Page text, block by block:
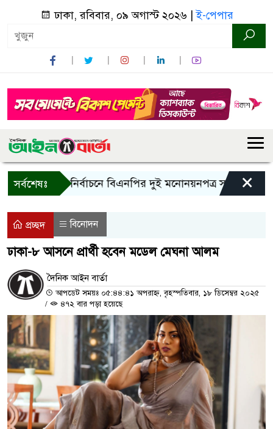
ঢাকা, রবিবার, ০৯ অগাস্ট ২০২৬ |ই-পেপার
সর্বশেষঃ
রাষ্ট্রপতি নির্বাচনে বিএনপির দুই মনোনয়নপত্র সংগ্রহ কাল
×
প্রচ্ছদ বিনোদন
ঢাকা-৮ আসনে প্রার্থী হবেন মডেল মেঘনা আলম
দৈনিক আইন বার্তা
আপডেট সময়ঃ ০৫:৪৪:৪১ অপরাহ্ন, বৃহস্পতিবার, ১৮ ডিসেম্বর ২০২৫
/
৪৭২ বার পড়া হয়েছে